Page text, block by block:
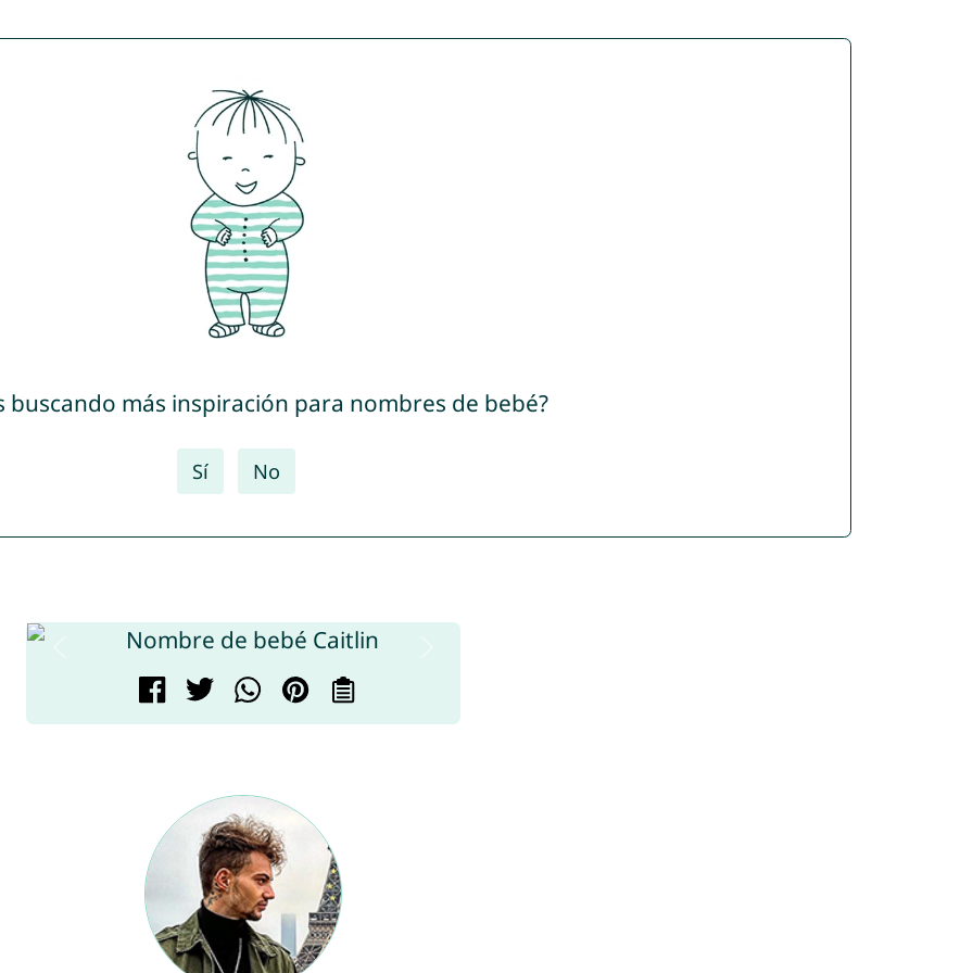
buscando más inspiración para nombres de bebé?
Sí No